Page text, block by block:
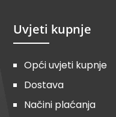
Uvjeti kupnje
Opći uvjeti kupnje
Dostava
Načini plaćanja